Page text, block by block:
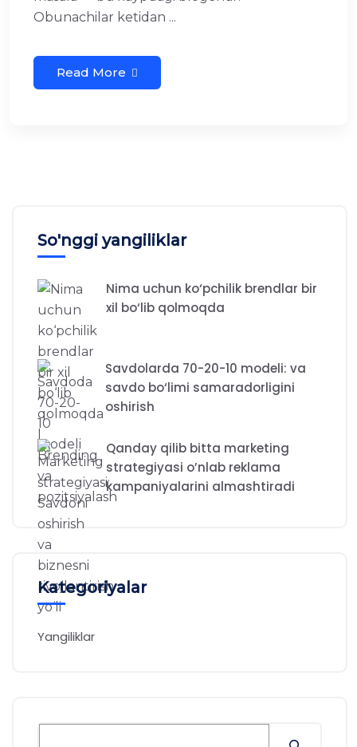
Obunachilar ketidan ...
Read More
So'nggi yangiliklar
Nima uchun ko‘pchilik brendlar bir
xil bo‘lib qolmoqda
Savdolarda 70-20-10 modeli: va
savdo bo‘limi samaradorligini
oshirish
Qanday qilib bitta marketing
strategiyasi o’nlab reklama
kampaniyalarini almashtiradi
Kategoriyalar
Yangiliklar